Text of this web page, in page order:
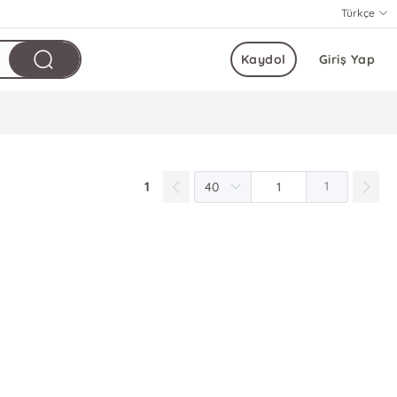
Türkçe
Giriş Yap
Kaydol
1 1